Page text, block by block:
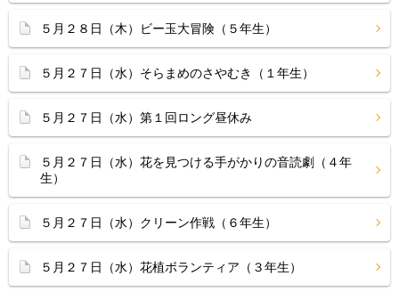
５月２８日（木）ビー玉大冒険（５年生）
５月２７日（水）そらまめのさやむき（１年生）
５月２７日（水）第１回ロング昼休み
５月２７日（水）花を見つける手がかりの音読劇（４年
生）
５月２７日（水）クリーン作戦（６年生）
５月２７日（水）花植ボランティア（３年生）